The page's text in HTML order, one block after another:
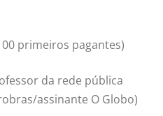
primeiros pagantes)
da rede pública
assinante O Globo)